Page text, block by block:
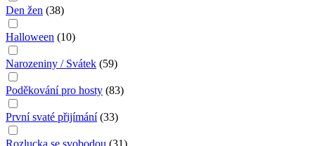
Den žen (38)
Halloween (10)
Narozeniny / Svátek (59)
Poděkování pro hosty (83)
První svaté přijímání (33)
Rozlucka se svobodou (31)